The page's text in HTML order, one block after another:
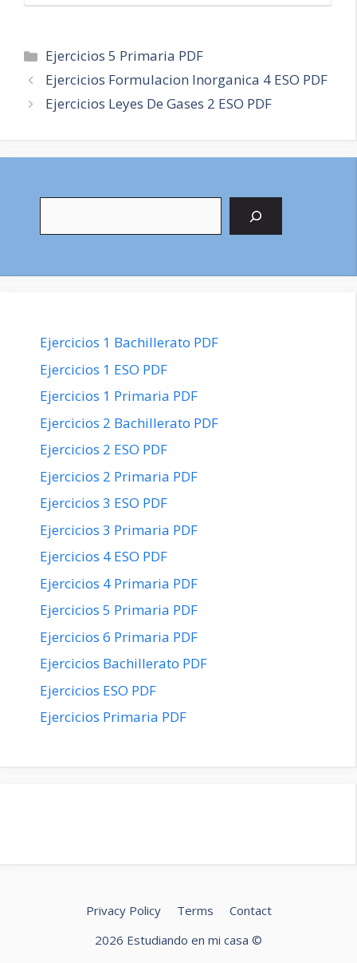
Categorías
Ejercicios 5 Primaria PDF
Navegación
de
entradas
Ejercicios Formulacion Inorganica 4 ESO PDF
Ejercicios Leyes De Gases 2 ESO PDF
Ejercicios 1 Bachillerato PDF
Ejercicios 1 ESO PDF
Ejercicios 1 Primaria PDF
Ejercicios 2 Bachillerato PDF
Ejercicios 2 ESO PDF
Ejercicios 2 Primaria PDF
Ejercicios 3 ESO PDF
Ejercicios 3 Primaria PDF
Ejercicios 4 ESO PDF
Ejercicios 4 Primaria PDF
Ejercicios 5 Primaria PDF
Ejercicios 6 Primaria PDF
Ejercicios Bachillerato PDF
Ejercicios ESO PDF
Ejercicios Primaria PDF
Privacy Policy Terms
Contact
2026 Estudiando en mi casa ©